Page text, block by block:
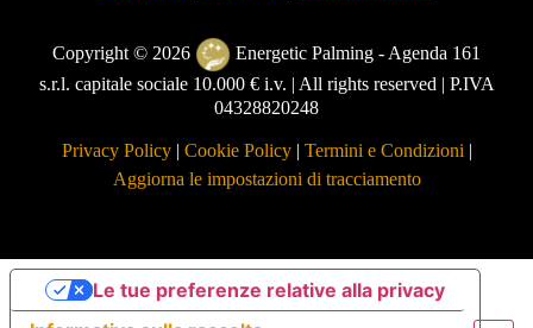
Copyright © 2026
Energetic Palming - Agenda 161
s.r.l. capitale sociale 10.000 € i.v. | All rights reserved | P.IVA
04328820248
Privacy Policy| Cookie Policy| Termini e Condizioni |
Aggiorna le impostazioni di tracciamento
Le tue preferenze relative alla privacy